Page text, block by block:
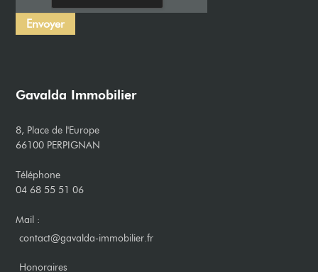
Gavalda Immobilier
8, Place de l'Europe
66100 PERPIGNAN
Téléphone
04 68 55 51 06
Mail :
contact@gavalda-immobilier.fr
​Honoraires